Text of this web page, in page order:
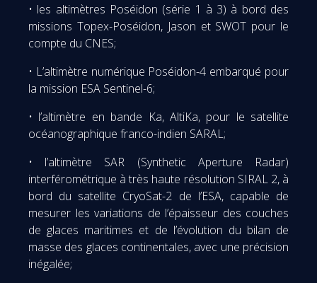
• les altimètres Poséidon (série 1 à 3) à bord des
missions Topex-Poséidon, Jason et SWOT pour le
compte du CNES;
• L’altimètre numérique Poséidon-4 embarqué pour
la mission ESA Sentinel-6;
• l’altimètre en bande Ka, AltiKa, pour le satellite
océanographique franco-indien SARAL;
• l’altimètre SAR (Synthetic Aperture Radar)
interférométrique à très haute résolution SIRAL 2, à
bord du satellite CryoSat-2 de l’ESA, capable de
mesurer les variations de l’épaisseur des couches
de glaces maritimes et de l’évolution du bilan de
masse des glaces continentales, avec une précision
inégalée;